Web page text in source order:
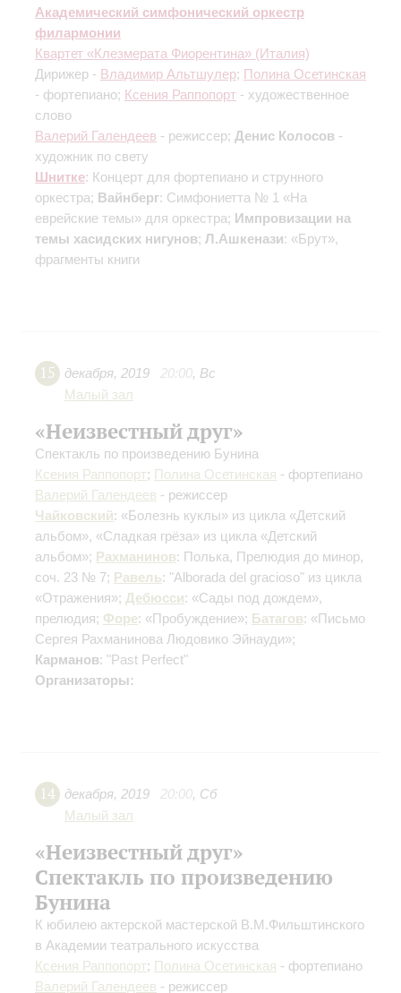
Академический симфонический оркестр
филармонии
Квартет «Клезмерата Фиорентина» (Италия)
Дирижер - Владимир Альтшулер; Полина Осетинская
- фортепиано; Ксения Раппопорт - художественное
слово
Валерий Галендеев - режиссер; Денис Колосов -
художник по свету
Шнитке: Концерт для фортепиано и струнного
оркестра; Вайнберг: Симфониетта № 1 «На
еврейские темы» для оркестра; Импровизации на
темы хасидских нигунов; Л.Ашкенази: «Брут»,
фрагменты книги
15 декабря, 2019 20:00, Вс
Малый зал
«Неизвестный друг»
Спектакль по произведению Бунина
Ксения Раппопорт; Полина Осетинская - фортепиано
Валерий Галендеев - режиссер
Чайковский: «Болезнь куклы» из цикла «Детский
альбом», «Сладкая грёза» из цикла «Детский
альбом»; Рахманинов: Полька, Прелюдия до минор,
соч. 23 № 7; Равель: "Alborada del gracioso" из цикла
«Отражения»; Дебюсси: «Сады под дождем»,
прелюдия; Форе: «Пробуждение»; Батагов: «Письмо
Сергея Рахманинова Людовико Эйнауди»;
Карманов: "Past Perfect"
Организаторы:
14 декабря, 2019 20:00, Сб
Малый зал
«Неизвестный друг»
Спектакль по произведению
Бунина
К юбилею актерской мастерской В.М.Фильштинского
в Академии театрального искусства
Ксения Раппопорт; Полина Осетинская - фортепиано
Валерий Галендеев - режиссер